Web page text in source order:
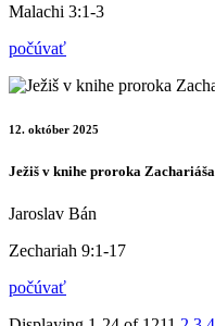
Malachi 3:1-3
počúvať
12. október 2025
Ježiš v knihe proroka Zachariáša
Jaroslav Bán
Zechariah 9:1-17
počúvať